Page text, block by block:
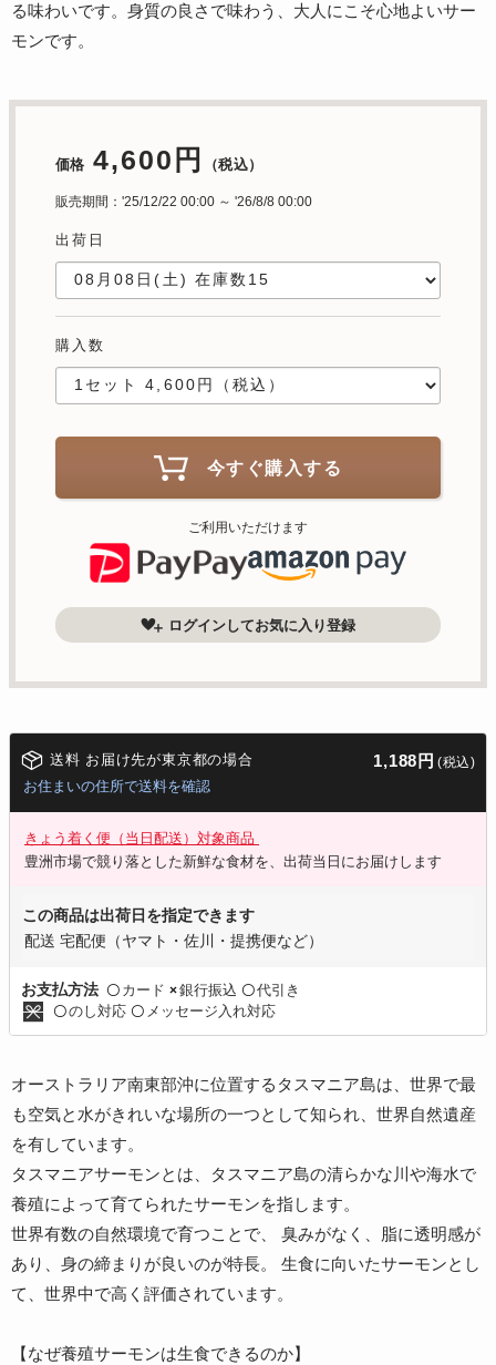
る味わいです。身質の良さで味わう、大人にこそ心地よいサー
モンです。
価格 4,600円 （税込）
販売期間：'25/12/22 00:00 ～ '26/8/8 00:00
出荷日
購入数
今すぐ購入する
ご利用いただけます
ログインしてお気に入り登録
送料 お届け先が東京都の場合 1,188円 (税込)
お住まいの住所で送料を確認
きょう着く便（当日配送）対象商品
豊洲市場で競り落とした新鮮な食材を、出荷当日にお届けします
この商品は出荷日を指定できます
配送 宅配便（ヤマト・佐川・提携便など）
お支払方法 〇 カード ×銀行振込 〇代引き
〇のし対応 〇 メッセージ入れ対応
オーストラリア南東部沖に位置するタスマニア島は、世界で最
も空気と水がきれいな場所の一つとして知られ、世界自然遺産
を有しています。
タスマニアサーモンとは、タスマニア島の清らかな川や海水で
養殖によって育てられたサーモンを指します。
世界有数の自然環境で育つことで、 臭みがなく、脂に透明感が
あり、身の締まりが良いのが特長。 生食に向いたサーモンとし
て、世界中で高く評価されています。
【なぜ養殖サーモンは生食できるのか】